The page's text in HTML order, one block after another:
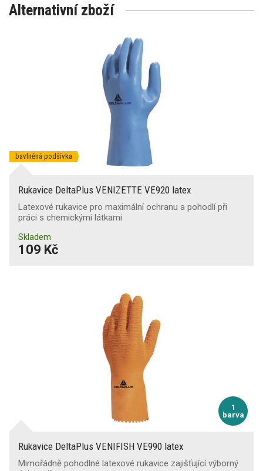
Alternativní zboží
bavlněná podšívka
Rukavice DeltaPlus VENIZETTE VE920 latex
Latexové rukavice pro maximální ochranu a pohodlí při
práci s chemickými látkami
Skladem
109 Kč
1
barva
Rukavice DeltaPlus VENIFISH VE990 latex
Mimořádně pohodlné latexové rukavice zajišťující výborný